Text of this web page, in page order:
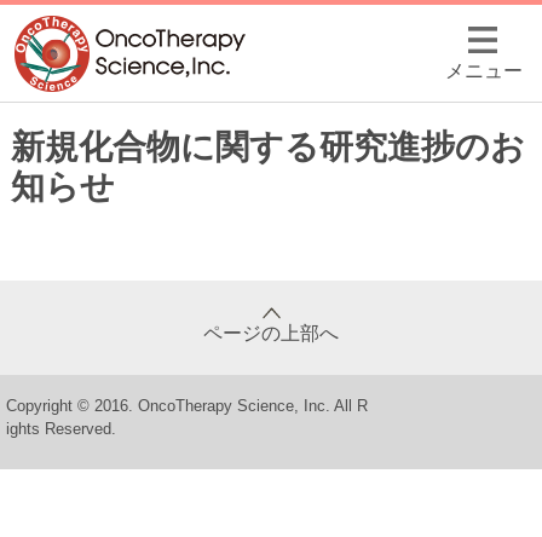
メニュー
新規化合物に関する研究進捗のお
知らせ
ページの上部へ
Copyright © 2016. OncoTherapy Science, Inc. All R
ights Reserved.